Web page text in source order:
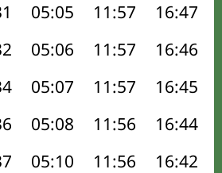
05:05 11:57 16:47
05:06 11:57 16:46
05:07 11:57 16:45
05:08 11:56 16:44
05:10 11:56 16:42